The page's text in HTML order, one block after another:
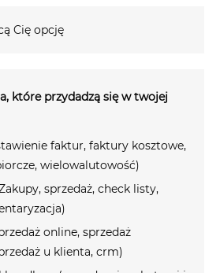
Cię opcję
które przydadzą się w twojej
faktur, faktury kosztowe,
wielowalutowość)
sprzedaż, check listy,
online, sprzedaż
u klienta, crm)